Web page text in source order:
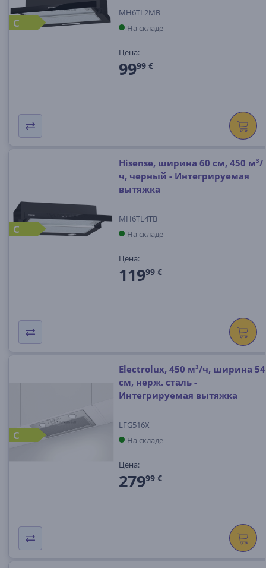
C
MH6TL2MB
На складе
Цена:
9999 €
C
Hisense, ширина 60 см, 450 м³/
ч, черный - Интегрируемая
вытяжка
MH6TL4TB
На складе
Цена:
11999 €
C
Electrolux, 450 м³/ч, ширина 54
см, нерж. сталь -
Интегрируемая вытяжка
LFG516X
На складе
Цена:
27999 €